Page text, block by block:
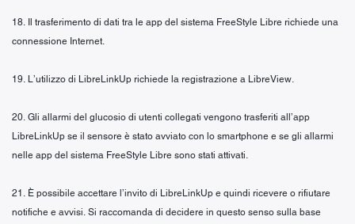
18. Il trasferimento di dati tra le app del sistema FreeStyle Libre richiede una
connessione Internet.
19. L’utilizzo di LibreLinkUp richiede la registrazione a LibreView.
20. Gli allarmi del glucosio di utenti collegati vengono trasferiti all’app
LibreLinkUp se il sensore è stato avviato con lo smartphone e se gli allarmi
nelle app del sistema FreeStyle Libre sono stati attivati.
21. È possibile accettare l’invito di LibreLinkUp e quindi ricevere o rifiutare
notifiche e avvisi. Si raccomanda di decidere in questo senso sulla base